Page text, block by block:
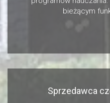
bieżącym
Sprzedawca